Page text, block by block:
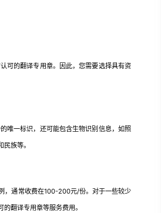
的翻译专用章。因此，您需要选择具有资
一标识，还可能包含生物识别信息，如照
族等。
，通常收费在100-200元/份。对于一些较少
翻译专用章等服务费用。